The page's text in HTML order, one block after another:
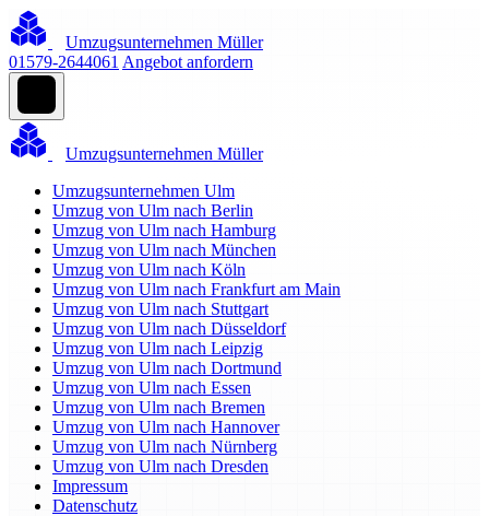
Umzugsunternehmen Müller
01579-2644061 Angebot anfordern
Umzugsunternehmen Müller
Umzugsunternehmen Ulm
Umzug von Ulm nach Berlin
Umzug von Ulm nach Hamburg
Umzug von Ulm nach München
Umzug von Ulm nach Köln
Umzug von Ulm nach Frankfurt am Main
Umzug von Ulm nach Stuttgart
Umzug von Ulm nach Düsseldorf
Umzug von Ulm nach Leipzig
Umzug von Ulm nach Dortmund
Umzug von Ulm nach Essen
Umzug von Ulm nach Bremen
Umzug von Ulm nach Hannover
Umzug von Ulm nach Nürnberg
Umzug von Ulm nach Dresden
Impressum
Datenschutz